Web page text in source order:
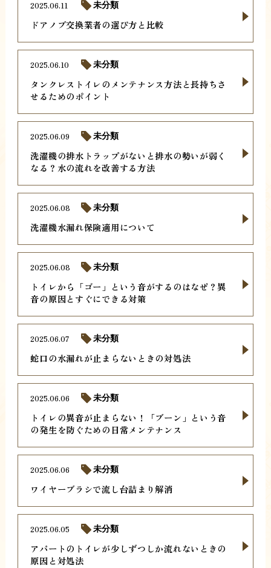
ドアノブ交換業者の選び方と比較
2025.06.11 未分類
タンクレストイレのメンテナンス方法と長持ちさ
せるためのポイント
2025.06.10 未分類
洗濯機の排水トラップがないと排水の勢いが弱く
なる？水の流れを改善する方法
2025.06.09 未分類
洗濯機水漏れ保険適用について
2025.06.08 未分類
トイレから「ゴー」という音がするのはなぜ？異
音の原因とすぐにできる対策
2025.06.08 未分類
蛇口の水漏れが止まらないときの対処法
2025.06.07 未分類
トイレの異音が止まらない！「ブーン」という音
の発生を防ぐための日常メンテナンス
2025.06.06 未分類
ワイヤーブラシで流し台詰まり解消
2025.06.06 未分類
アパートのトイレが少しずつしか流れないときの
原因と対処法
2025.06.05 未分類